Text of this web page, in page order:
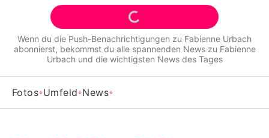
Alle Themen auf Promiflash
Jobs
App runterladen
Redaktionelle Richtlinien
Wenn du die Push-Benachrichtigungen zu Fabienne Urbach
abonnierst, bekommst du alle spannenden News zu Fabienne
Urbachund die wichtigsten News des Tages
Fotos Umfeld News